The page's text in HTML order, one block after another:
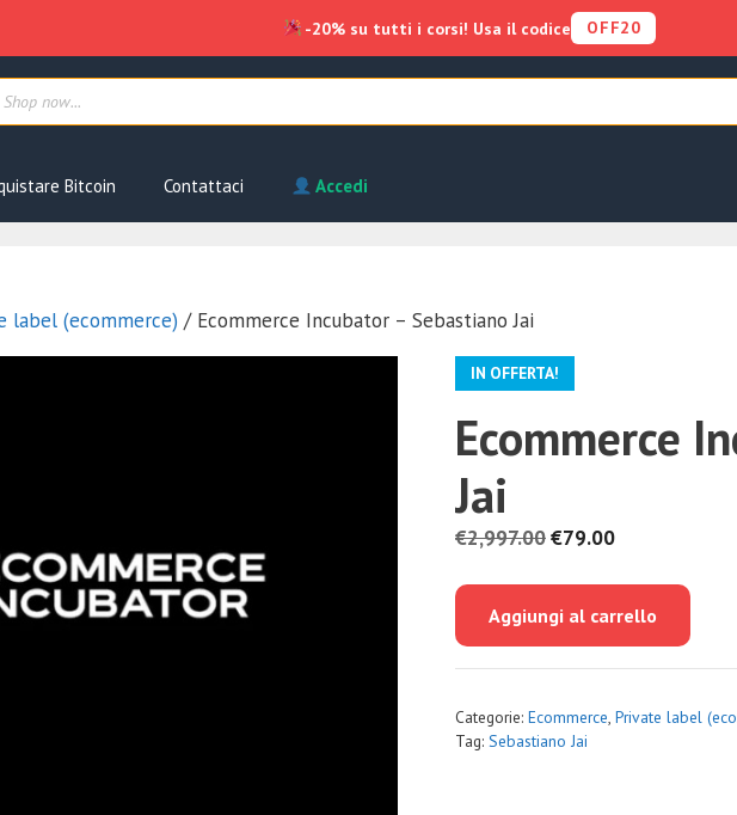
Bitcoin Contattaci Accedi
label (ecommerce) / Ecommerce Incubator – Sebastiano Jai
IN OFFERTA!
Ecommerce
Jai
€2,997.00Il
era:
€79.00Il
è:
Aggiungi al carrello
Categorie: Ecommerce Private label
Tag: Sebastiano Jai
-20% su tutti i corsi! Usa il codice OFF20